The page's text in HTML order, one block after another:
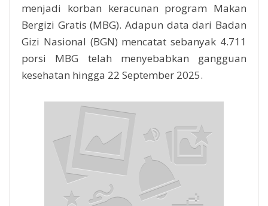
menjadi korban keracunan program Makan
Bergizi Gratis (MBG). Adapun data dari Badan
Gizi Nasional (BGN) mencatat sebanyak 4.711
porsi MBG telah menyebabkan gangguan
kesehatan hingga 22 September 2025.